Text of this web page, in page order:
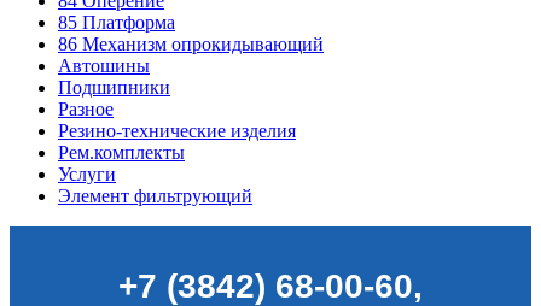
85 Платформа
86 Механизм опрокидывающий
Автошины
Подшипники
Разное
Резино-технические изделия
Рем.комплекты
Услуги
Элемент фильтрующий
+7 (3842) 68-00-60,